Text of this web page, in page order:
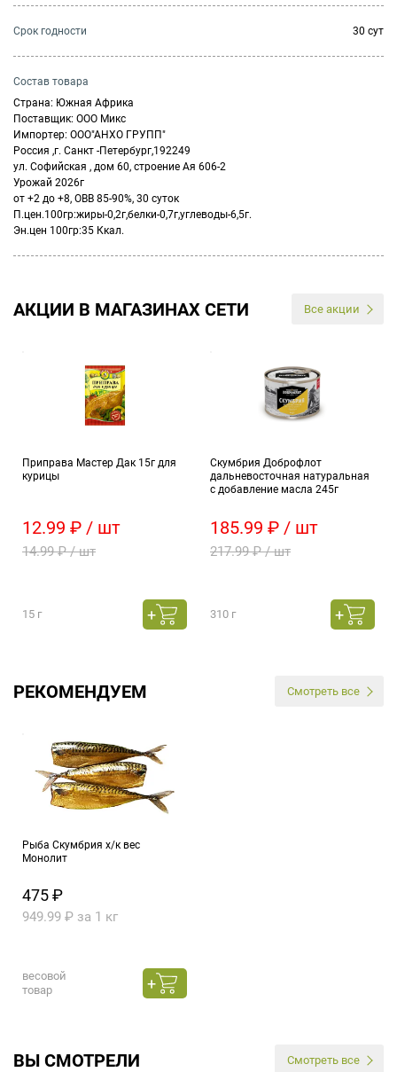
Cрок годности 30 сут
Состав товара
Страна: Южная Африка
Поставщик: ООО Микс
Импортер: ООО"АНХО ГРУПП"
Россия ,г. Санкт -Петербург,192249
ул. Софийская , дом 60, строение Ая 606-2
Урожай 2026г
от +2 до +8, ОВВ 85-90%, 30 суток
П.цен.100гр:жиры-0,2г,белки-0,7г,углеводы-6,5г.
Эн.цен 100гр:35 Ккал.
АКЦИИ В МАГАЗИНАХ СЕТИ Все акции
Приправа Мастер Дак 15г для
курицы
12.99 ₽ / шт
14.99 ₽ / шт
15 г
Скумбрия Доброфлот
дальневосточная натуральная
с добавление масла 245г
185.99 ₽ / шт
217.99 ₽ / шт
310 г
РЕКОМЕНДУЕМ Смотреть все
Рыба Скумбрия х/к вес
Монолит
475 ₽
949.99 ₽ за 1 кг
весовой
товар
ВЫ СМОТРЕЛИ Смотреть все